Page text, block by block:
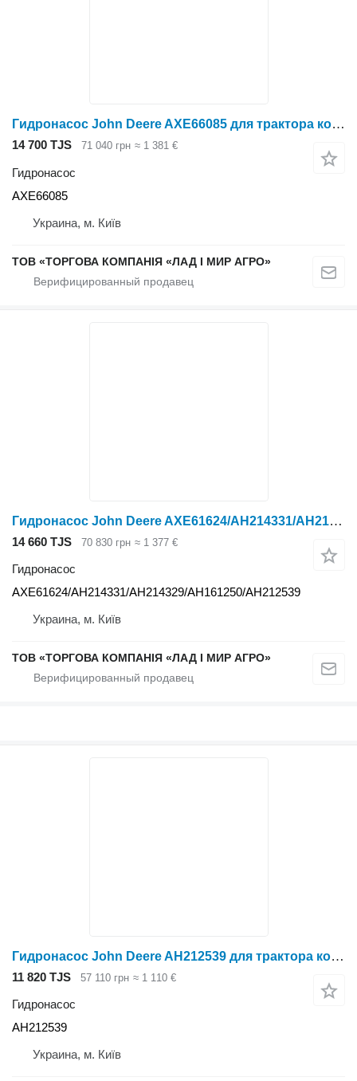
Гидронасос John Deere AXE66085 для трактора колесного John Deere
14 700 TJS 71 040 грн ≈ 1 381 €
Гидронасос
AXE66085
Украина, м. Київ
ТОВ «ТОРГОВА КОМПАНІЯ «ЛАД І МИР АГРО»
Гидронасос John Deere AXE61624/AH214331/AH214329/AH161250/AH212539 для трактора колесного John Deere
14 660 TJS 70 830 грн ≈ 1 377 €
Гидронасос
AXE61624/AH214331/AH214329/AH161250/AH212539
Украина, м. Київ
ТОВ «ТОРГОВА КОМПАНІЯ «ЛАД І МИР АГРО»
Гидронасос John Deere AH212539 для трактора колесного John Deere
11 820 TJS 57 110 грн ≈ 1 110 €
Гидронасос
AH212539
Украина, м. Київ